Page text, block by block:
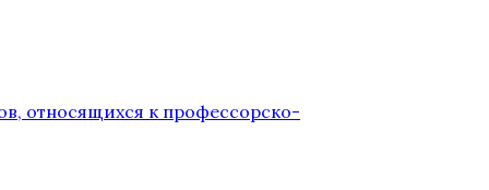
относящихся к профессорско-